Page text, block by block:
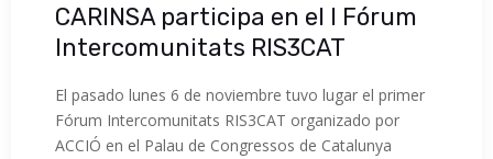
CARINSA participa en el I Fórum
Intercomunitats RIS3CAT
El pasado lunes 6 de noviembre tuvo lugar el primer
Fórum Intercomunitats RIS3CAT organizado por
ACCIÓ en el Palau de Congressos de Catalunya